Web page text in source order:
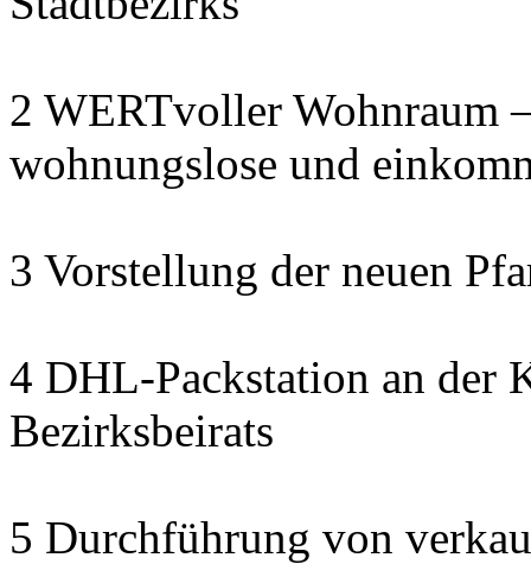
2 WERTvoller Wohnraum
wohnungslose und
3 Vorstellung der neuen
4 DHL-Packstation an der
Bezirksbeirats
5 Durchführung von